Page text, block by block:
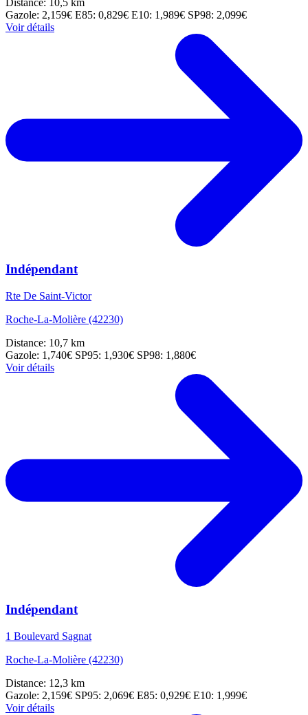
Distance: 10,5 km
Gazole: 2,159€ E85: 0,829€ E10: 1,989€ SP98: 2,099€
Voir détails
Indépendant
Rte De Saint-Victor
Roche-La-Molière (42230)
Distance: 10,7 km
Gazole: 1,740€ SP95: 1,930€ SP98: 1,880€
Voir détails
Indépendant
1 Boulevard Sagnat
Roche-La-Molière (42230)
Distance: 12,3 km
Gazole: 2,159€ SP95: 2,069€ E85: 0,929€ E10: 1,999€
Voir détails